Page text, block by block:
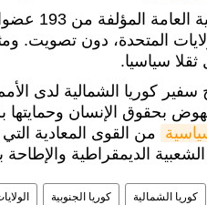
ووافقت
المتحدة، دون تصويت.
سياسيا.
كوريا الشمالية لدى
بحقوق الإنسان
من القوى المعادية
الديمقراطية والإطاحة
كوريا الشمالية كوريا الجنوبية